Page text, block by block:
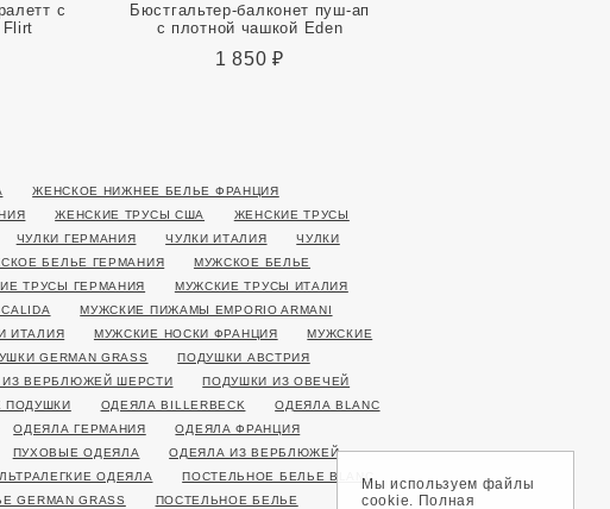
с
Flirt
Бюстгальтер-балконет пуш-ап
с плотной чашкой Eden
1 850 ₽
ЖЕНСКОЕ НИЖНЕЕ БЕЛЬЕ ФРАНЦИЯ
ЖЕНСКИЕ ТРУСЫ США
ЖЕНСКИЕ ТРУСЫ
ЧУЛКИ ГЕРМАНИЯ ЧУЛКИ ИТАЛИЯ
ЧУЛКИ
БЕЛЬЕ ГЕРМАНИЯ
МУЖСКОЕ БЕЛЬЕ
ТРУСЫ ГЕРМАНИЯ
МУЖСКИЕ ТРУСЫ ИТАЛИЯ
МУЖСКИЕ ПИЖАМЫ EMPORIO ARMANI
ИТАЛИЯ МУЖСКИЕ НОСКИ ФРАНЦИЯ
МУЖСКИЕ
GERMAN GRASS
ПОДУШКИ АВСТРИЯ
ИЗ ВЕРБЛЮЖЕЙ ШЕРСТИ
ПОДУШКИ ИЗ ОВЕЧЕЙ
ПОДУШКИ ОДЕЯЛА BILLERBECK
ОДЕЯЛА BLANC
ОДЕЯЛА ГЕРМАНИЯ
ОДЕЯЛА ФРАНЦИЯ
ПУХОВЫЕ ОДЕЯЛА
ОДЕЯЛА ИЗ ВЕРБЛЮЖЕЙ
ОДЕЯЛА
ПОСТЕЛЬНОЕ БЕЛЬЕ BLANC
GRASS ПОСТЕЛЬНОЕ БЕЛЬЕ
Мы используем файлы
cookie. Полная